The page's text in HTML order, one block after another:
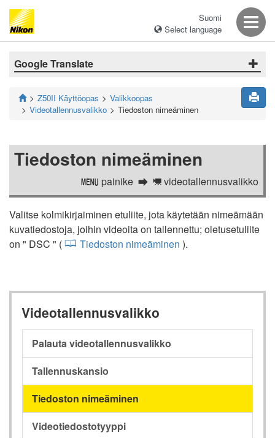
Suomi
Select language
Google Translate
Z50II Käyttöopas
Valikkoopas
Videotallennusvalikko
Tiedoston nimeäminen
Tiedoston nimeäminen
G painike 1 videotallennusvalikko
Valitse kolmikirjaiminen etuliite, jota käytetään nimeämään
kuvatiedostoja, joihin videoita on tallennettu; oletusetuliite
on " DSC " (
Tiedoston nimeäminen ).
Videotallennusvalikko
Palauta videotallennusvalikko
Tallennuskansio
Tiedoston nimeäminen
Videotiedostotyyppi